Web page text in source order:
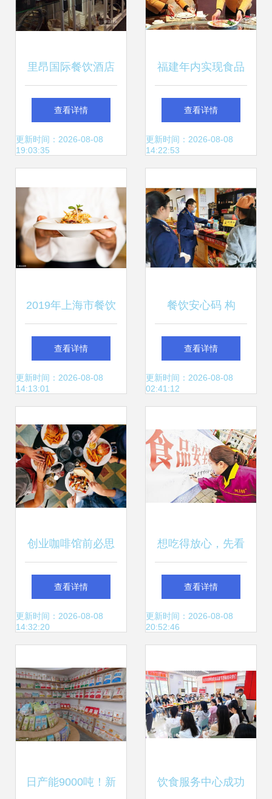
里昂国际餐饮酒店
食品展SIRHA
2015 前沿新品与
查看详情
更新时间：2026-08-08
19:03:35
福建年内实现食品
安全信息全程追溯
筑牢餐饮服务安全
查看详情
更新时间：2026-08-08
14:22:53
2019年上海市餐饮
服务许可证审批流
程详解
查看详情
更新时间：2026-08-08
14:13:01
餐饮安心码 构
建“净餐馆”长效监
管机制的关键钥匙
查看详情
更新时间：2026-08-08
02:41:12
创业咖啡馆前必思
的8个餐饮服务要
点
查看详情
更新时间：2026-08-08
14:32:20
想吃得放心，先看
看餐馆的等级 年内
50家餐饮单位将公
查看详情
更新时间：2026-08-08
20:52:46
日产能9000吨！新 饮食服务中心成功